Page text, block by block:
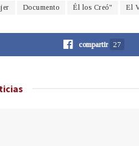
Documento Él los Creó" El
compartir 27